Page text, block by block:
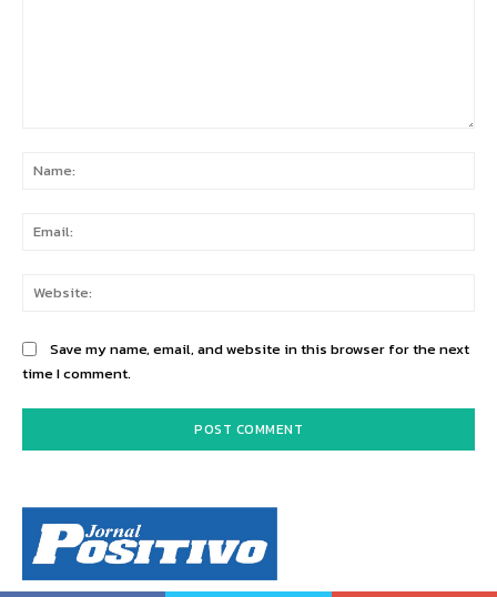
Save my name, email, and website in this browser for the next
time I comment.